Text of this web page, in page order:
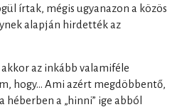
írtak, mégis ugyanazon a közös
alapján hirdették az
az inkább valamiféle
hogy… Ami azért megdöbbentő,
a „hinni” ige abból